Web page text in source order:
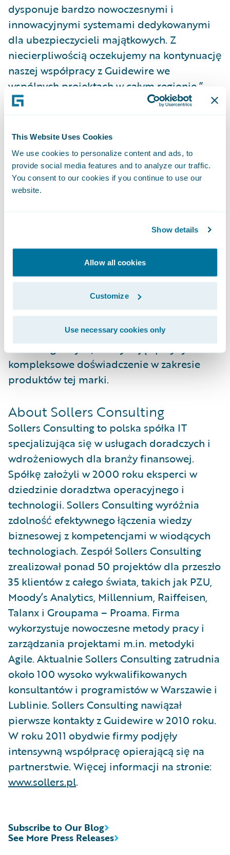
This Website Uses Cookies
We use cookies to personalize content and ads, to
provide social media features and to analyze our traffic.
You consent to our cookies if you continue to use our
website.
Show details
Allow all cookies
Customize
Use necessary cookies only
dysponuje bardzo nowoczesnymi i
innowacyjnymi systemami dedykowanymi
dla ubezpieczycieli majątkowych. Z
niecierpliwością oczekujemy na kontynuację
naszej współpracy z Guidewire we
wspólnych projektach w całym regionie.”
oferują szeroki zakres usług dla sektora
ubezpieczeń majątkowych, m.in.: doradztwo
w dziedzinie transformacji biznesu i
strategii, oraz powiązanych z tymi obszarami
usług IT. Do dziś, na całym świecie, firmę
konsultantów, z których ponad 1900 jest
funkcjonalnymi i technicznymi produktów
Guidewire. Guidewire PartnerConnect
tworzą partnerzy strategiczni i stowarzyszeni.
Partner stowarzyszony zaangażowany jest w
proces budowania sprzedaży produktów
spółki Guidewire i wdrażanie jej rozwiązań
technologicznych, zdobywając przy tym
kompleksowe doświadczenie w zakresie
produktów tej marki.
About Sollers Consulting
Sollers Consulting to polska spółka IT
specjalizująca się w usługach doradczych i
wdrożeniowych dla branży finansowej.
Spółkę założyli w 2000 roku eksperci w
dziedzinie doradztwa operacyjnego i
technologii. Sollers Consulting wyróżnia
zdolność efektywnego łączenia wiedzy
biznesowej z kompetencjami w wiodących
technologiach. Zespół Sollers Consulting
zrealizował ponad 50 projektów dla przeszło
35 klientów z całego świata, takich jak PZU,
Moody’s Analytics, Millennium, Raiffeisen,
Talanx i Groupama – Proama. Firma
wykorzystuje nowoczesne metody pracy i
zarządzania projektami m.in. metodyki
Agile. Aktualnie Sollers Consulting zatrudnia
około 100 wysoko wykwalifikowanych
konsultantów i programistów w Warszawie i
Lublinie. Sollers Consulting nawiązał
pierwsze kontakty z Guidewire w 2010 roku.
W roku 2011 obydwie firmy podjęły
intensywną współpracę opierającą się na
partnerstwie. Więcej informacji na stronie:
www.sollers.pl.
See More Press Releases
Subscribe to Our Blog